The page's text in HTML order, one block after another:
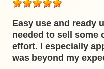
Easy use and ready
needed to sell some
effort. I especially
was beyond my